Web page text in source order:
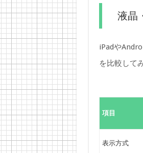
液晶
iPadや
を比較して
項目
表示方式